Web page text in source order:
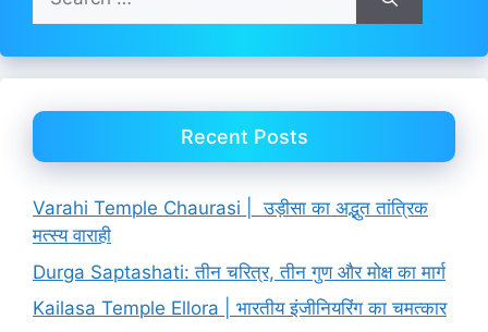
for:
Recent Posts
Varahi Temple Chaurasi | उड़ीसा का अद्भुत तांत्रिक
मत्स्य वाराही
Durga Saptashati: तीन चरित्र, तीन गुण और मोक्ष का मार्ग
Kailasa Temple Ellora | भारतीय इंजीनियरिंग का चमत्कार